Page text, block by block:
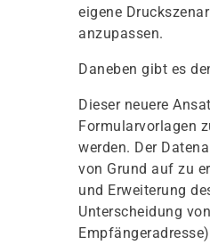
eigene
anzupassen.
Daneben gibt es
Dieser neuere
Formularvorlagen
werden. Der
von Grund auf zu
und Erweiterung
Unterscheidung